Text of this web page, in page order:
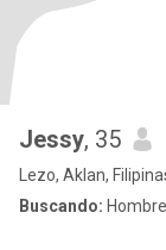
Jessy, 35
Lezo, Aklan,
Buscando: